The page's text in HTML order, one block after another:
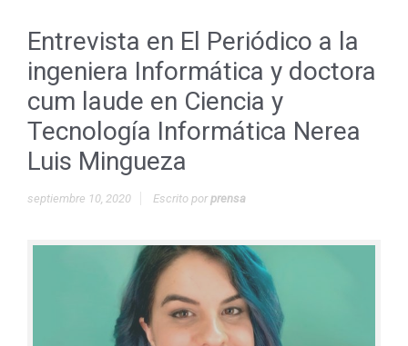
Entrevista en El Periódico a la
ingeniera Informática y doctora
cum laude en Ciencia y
Tecnología Informática Nerea
Luis Mingueza
septiembre 10, 2020 Escrito porprensa